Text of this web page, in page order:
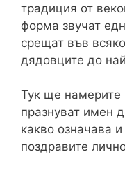
традиция от
форма звучат
срещат във
дядовците до
Тук ще намерите
празнуват имен
какво означава
поздравите